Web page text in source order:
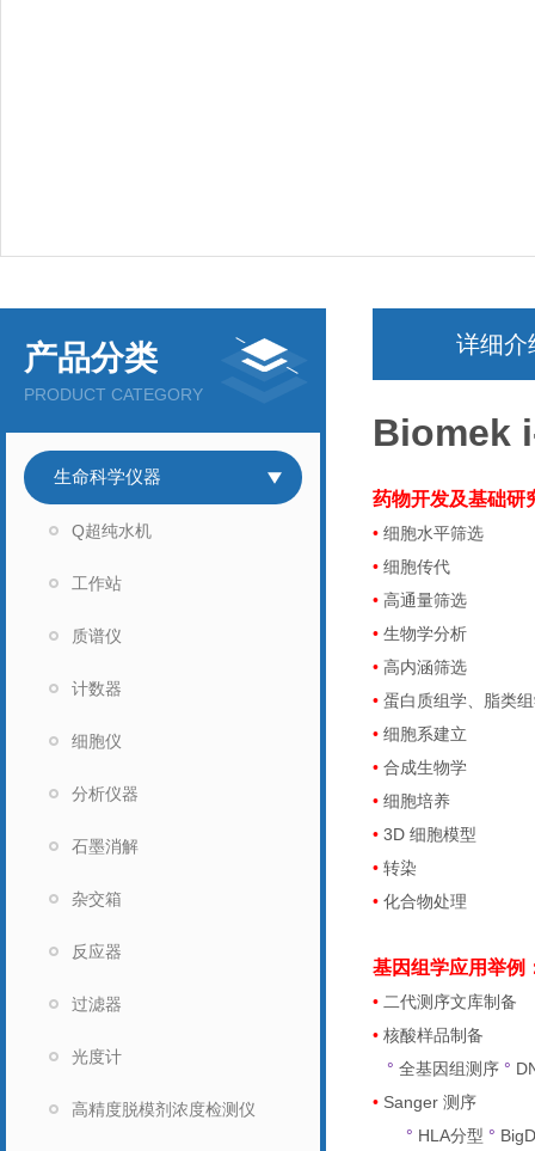
产品分类
PRODUCT CATEGORY
生命科学仪器
Q超纯水机
工作站
质谱仪
计数器
细胞仪
分析仪器
石墨消解
杂交箱
反应器
过滤器
光度计
高精度脱模剂浓度检测仪
详细介
Biomek
药物开发及基础研
• 细胞水平筛选
• 细胞传代
• 高通量筛选
• 生物学分析
• 高内涵筛选
• 蛋白质组学、脂类
• 细胞系建立
• 合成生物学
• 细胞培养
• 3D 细胞模型
• 转染
• 化合物处理
基因组学应用举例
• 二代测序文库制备
• 核酸样品制备
° 全基因组测序 °
• Sanger 测序
° HLA分型 °